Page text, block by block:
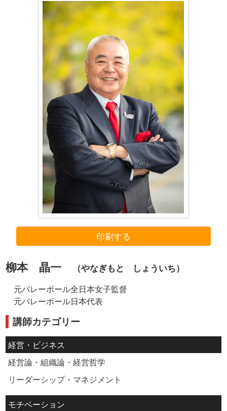
印刷する
柳本 晶一 （やなぎもと しょういち）
元バレーボール全日本女子監督
元バレーボール日本代表
講師カテゴリー
経営・ビジネス
経営論・組織論・経営哲学
リーダーシップ・マネジメント
モチベーション